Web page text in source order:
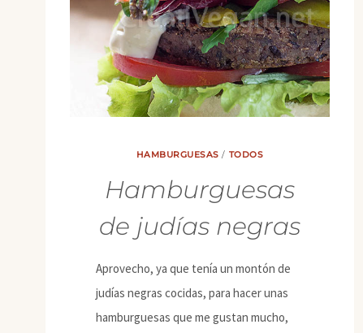
HAMBURGUESAS / TODOS
Hamburguesas
de judías negras
Aprovecho, ya que tenía un montón de
judías negras cocidas, para hacer unas
hamburguesas que me gustan mucho,